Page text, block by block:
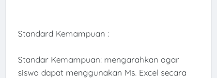
Standard Kemampuan :
Standar Kemampuan: mengarahkan agar
siswa dapat menggunakan Ms. Excel secara